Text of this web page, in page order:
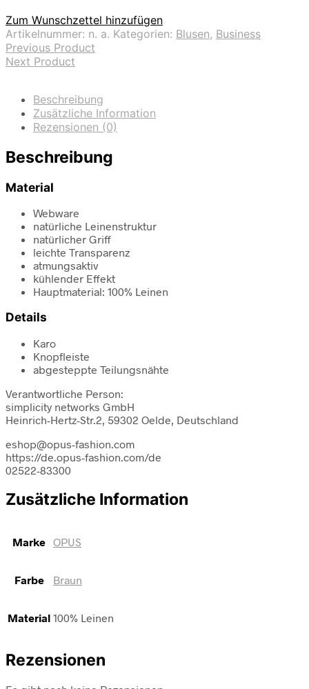
Zum Wunschzettel hinzufügen
Artikelnummer: n. a. Kategorien: Blusen, Business
Previous Product
Next Product
Beschreibung
Zusätzliche Information
Rezensionen (0)
Beschreibung
Material
Webware
natürliche Leinenstruktur
natürlicher Griff
leichte Transparenz
atmungsaktiv
kühlender Effekt
Hauptmaterial: 100% Leinen
Details
Karo
Knopfleiste
abgesteppte Teilungsnähte
Verantwortliche Person:
simplicity networks GmbH
Heinrich-Hertz-Str.2, 59302 Oelde, Deutschland
eshop@opus-fashion.com
https://de.opus-fashion.com/de
02522-83300
Zusätzliche Information
Marke OPUS
Farbe Braun
Material 100% Leinen
Rezensionen